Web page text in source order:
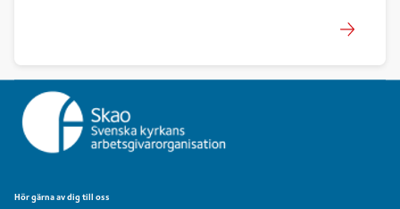
ekonomutbildning. Mannen anställdes – vilket inte
Hör gärna av dig till oss